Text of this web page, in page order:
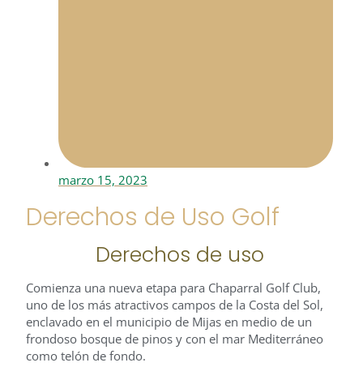
marzo 15, 2023
Derechos de Uso Golf
Derechos de uso
Comienza una nueva etapa para Chaparral Golf Club,
uno de los más atractivos campos de la Costa del Sol,
enclavado en el municipio de Mijas en medio de un
frondoso bosque de pinos y con el mar Mediterráneo
como telón de fondo.